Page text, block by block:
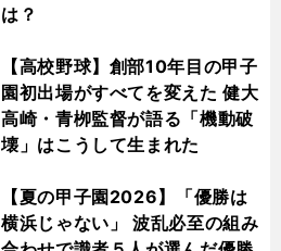
は？
【高校野球】創部10年目の甲子
園初出場がすべてを変えた 健大
高崎・青栁監督が語る「機動破
壊」はこうして生まれた
【夏の甲子園2026】「優勝は
横浜じゃない」 波乱必至の組み